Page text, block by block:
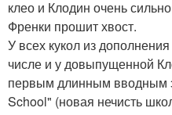
клео и Клодин очень
Френки прошит хвост.
У всех кукол из
числе и у довыпущенной
первым длинным вводным
School" (новая нечисть